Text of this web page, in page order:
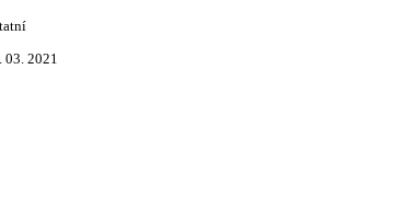
03. 2021